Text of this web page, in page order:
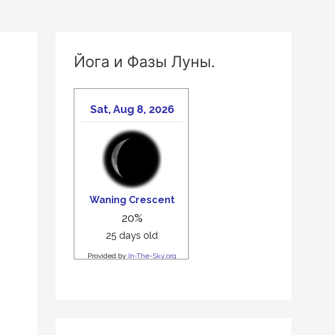
Йога и Фазы Луны.